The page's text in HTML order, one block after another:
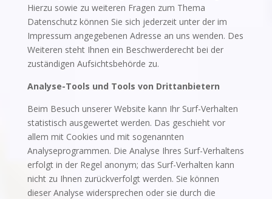
Hierzu sowie zu weiteren Fragen zum Thema
Datenschutz können Sie sich jederzeit unter der im
Impressum angegebenen Adresse an uns wenden. Des
Weiteren steht Ihnen ein Beschwerderecht bei der
zuständigen Aufsichtsbehörde zu.
Analyse-Tools und Tools von Drittanbietern
Beim Besuch unserer Website kann Ihr Surf-Verhalten
statistisch ausgewertet werden. Das geschieht vor
allem mit Cookies und mit sogenannten
Analyseprogrammen. Die Analyse Ihres Surf-Verhaltens
erfolgt in der Regel anonym; das Surf-Verhalten kann
nicht zu Ihnen zurückverfolgt werden. Sie können
dieser Analyse widersprechen oder sie durch die